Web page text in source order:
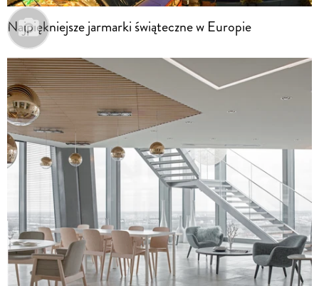
Najpiękniejsze jarmarki świąteczne w Europie